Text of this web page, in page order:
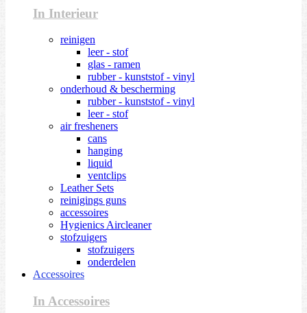
In Interieur
reinigen
leer - stof
glas - ramen
rubber - kunststof - vinyl
onderhoud & bescherming
rubber - kunststof - vinyl
leer - stof
air fresheners
cans
hanging
liquid
ventclips
Leather Sets
reinigings guns
accessoires
Hygienics Aircleaner
stofzuigers
stofzuigers
onderdelen
Accessoires
In Accessoires